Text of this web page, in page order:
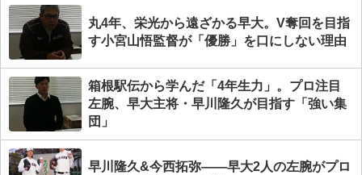
丸4年、栄光から遠ざかる早大。V奪回を目指
す小宮山悟監督が「優勝」を口にしない理由
箱根駅伝から学んだ「4年生力」。プロ注目
左腕、早大主将・早川隆久が目指す「強い集
団」
早川隆久&今西拓弥――早大2人の左腕がプロ